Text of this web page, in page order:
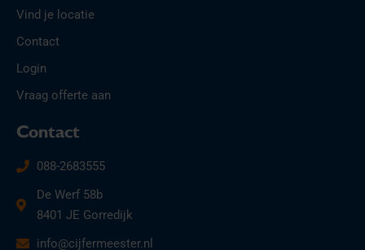
Vind je locatie
Contact
Login
Vraag offerte aan
Contact
088-2683555
De Werf 58b
8401 JE Gorredijk
info@cijfermeester.nl